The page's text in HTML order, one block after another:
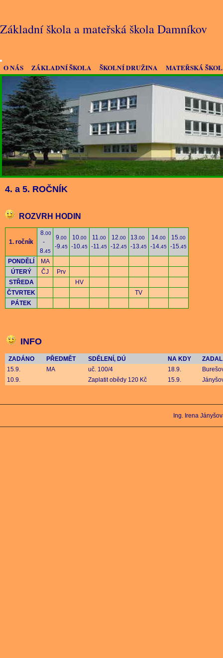
O NÁS ZÁKLADNÍ ŠKOLA ŠKOLNÍ DRUŽINA MATEŘSKÁ
Základní škola a mateřská škola Damníkov
4. a 5. ROČNÍK
ROZVRH HODIN
1. ročník
8.00
-
8.45
9.00
-9.45
10.00
-10.45
11.00
-11.45
12.00
-12.45
13.00
-13.45
14.00
-14.45
15.00
-15.45
PONDĚLÍ
MA
ÚTERÝ
ČJ
Prv
STŘEDA
HV
ČTVRTEK
TV
PÁTEK
INFO
ZADÁNO PŘEDMĚT SDĚLENÍ, DÚ NA KDY
15.9.
MA uč. 100/4 18.9.
10.9.
Zaplatit obědy 120 Kč 15.9.
Ing. Irena